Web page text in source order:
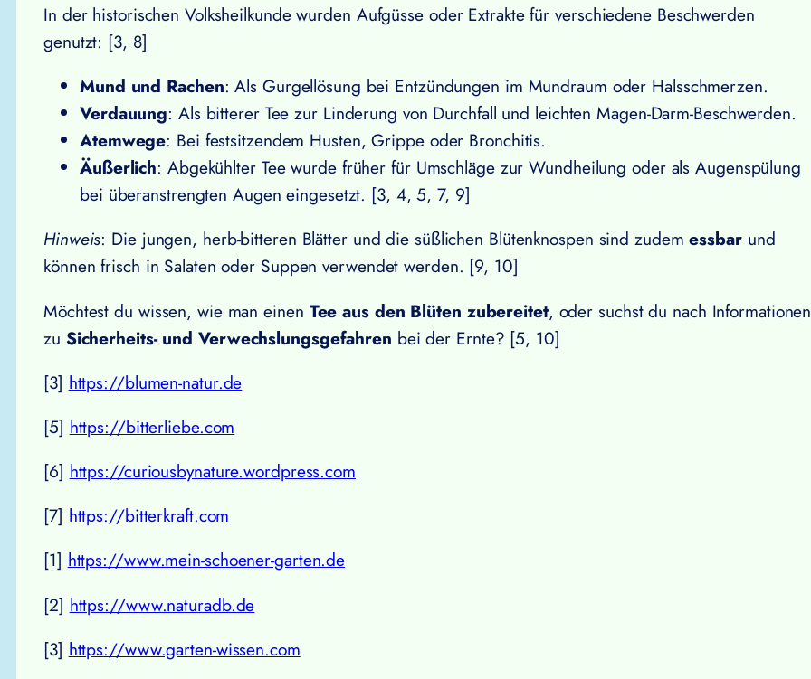
In der historischen Volksheilkunde wurden Aufgüsse oder Extrakte für verschiedene Beschwerden
genutzt: [3, 8]
Mund und Rachen: Als Gurgellösung bei Entzündungen im Mundraum oder Halsschmerzen.
Verdauung: Als bitterer Tee zur Linderung von Durchfall und leichten Magen-Darm-Beschwerden.
Atemwege: Bei festsitzendem Husten, Grippe oder Bronchitis.
Äußerlich: Abgekühlter Tee wurde früher für Umschläge zur Wundheilung oder als Augenspülung
bei überanstrengten Augen eingesetzt. [3, 4, 5, 7, 9]
Hinweis: Die jungen, herb-bitteren Blätter und die süßlichen Blütenknospen sind zudemessbarund
können frisch in Salaten oder Suppen verwendet werden. [9, 10]
Möchtest du wissen, wie man einen Tee aus den Blüten zubereitet, oder suchst du nach Informationen
zu Sicherheits- und Verwechslungsgefahren bei der Ernte? [5, 10]
[3] https://blumen-natur.de
[5] https://bitterliebe.com
[6] https://curiousbynature.wordpress.com
[7] https://bitterkraft.com
[1] https://www.mein-schoener-garten.de
[2] https://www.naturadb.de
[3] https://www.garten-wissen.com